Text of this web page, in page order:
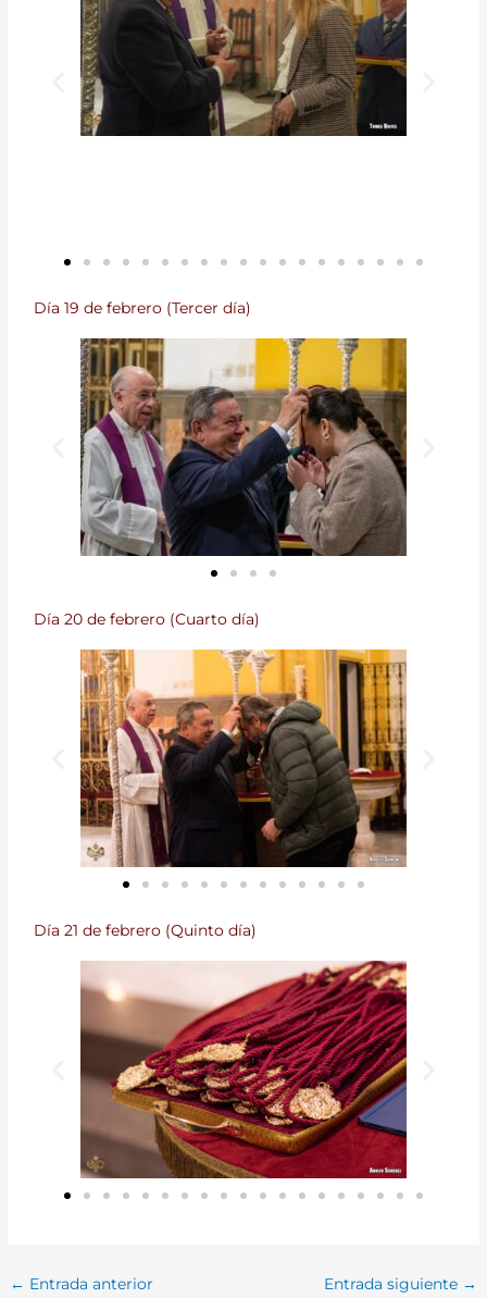
Día 19 de febrero (Tercer día)
Día 20 de febrero (Cuarto día)
Día 21 de febrero (Quinto día)
← Entrada anterior Entrada siguiente →